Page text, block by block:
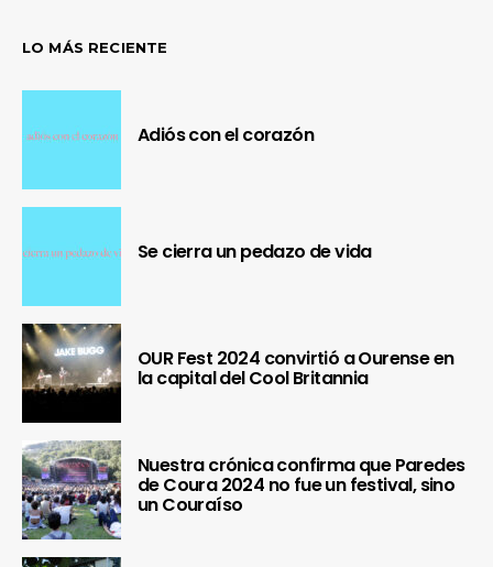
LO MÁS RECIENTE
Adiós con el corazón
Se cierra un pedazo de vida
OUR Fest 2024 convirtió a Ourense en
la capital del Cool Britannia
Nuestra crónica confirma que Paredes
de Coura 2024 no fue un festival, sino
un Couraíso